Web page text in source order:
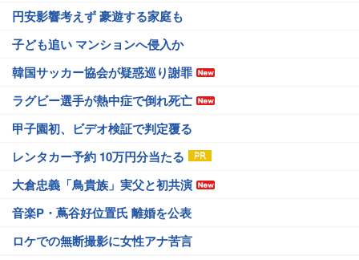
円安影響考えず 豪遊する家庭も
子ども追い マンションへ侵入か
韓国サッカー協会が疑惑巡り謝罪
ラグビー選手が熱中症で倒れ死亡
甲子園初、ビデオ検証で判定覆る
レンタカー予約 10万円分当たる
大倉忠義「鳥貴族」実父と初共演
音楽P・蔦谷好位置氏 離婚を公表
ロケでの無断撮影に女性アナ苦言